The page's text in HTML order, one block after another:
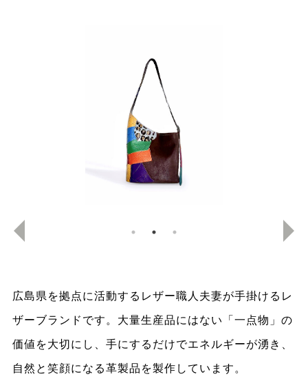
広島県を拠点に活動するレザー職人夫妻が手掛けるレ
ザーブランドです。大量生産品にはない「一点物」の
価値を大切にし、手にするだけでエネルギーが湧き、
自然と笑顔になる革製品を製作しています。